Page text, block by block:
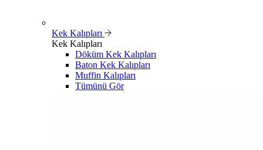
Kek Kalıpları
Kek Kalıpları
Döküm Kek Kalıpları
Baton Kek Kalıpları
Muffin Kalıpları
Tümünü Gör